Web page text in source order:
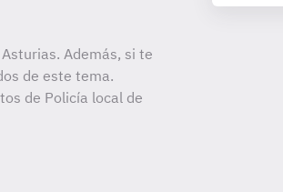
Además, si te
de este tema.
de Policía local de